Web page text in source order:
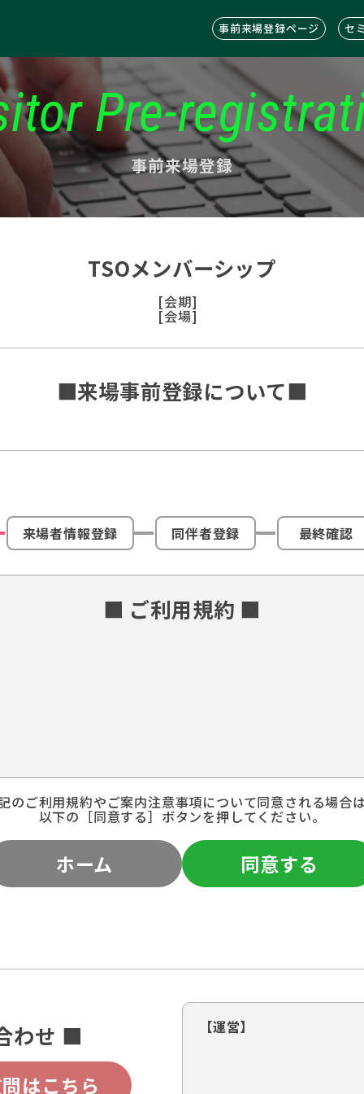
事前来場登録ページ セ
Pre-
事前来場登録
TSOメンバーシップ
[会期]
[会場]
■来場事前登録について■
来場者情報登録 同伴者登録 最終確認
■ ご利用規約 ■
のご利用規約やご案内注意事項について同意される場合
以下の［同意する］ボタンを押してください。
ホーム 同意する
わせ ■
はこちら
【運営】